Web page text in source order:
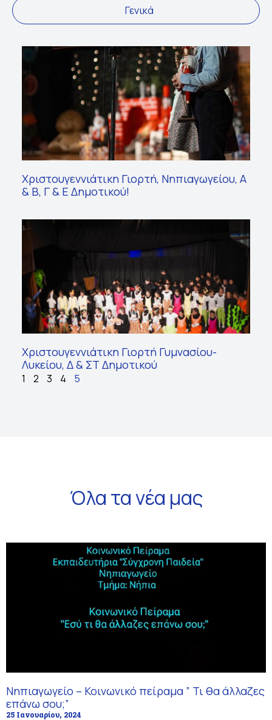
Γενικά
Χριστουγεννιάτικη Γιορτή, Νηπιαγωγείου, Α
& Β, Γ & Ε Δημοτικού!
Χριστουγεννιάτικη Γιορτή Γυμνασίου-
Λυκείου, Δ & ΣΤ Δημοτικού
1 2 3 4 5
Όλα τα νέα μας
Νηπιαγωγείο – Κοινωνικό πείραμα ” Τι θα άλλαζες
επάνω σου;”
25 Ιανουαρίου, 2024